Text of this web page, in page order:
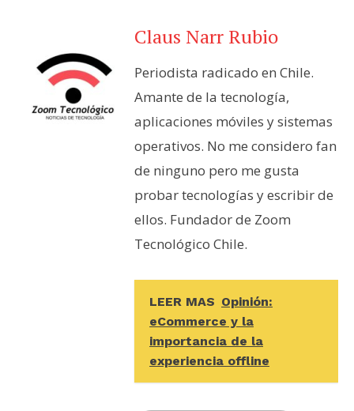
Claus Narr Rubio
Periodista radicado en Chile.
Amante de la tecnología,
aplicaciones móviles y sistemas
operativos. No me considero fan
de ninguno pero me gusta
probar tecnologías y escribir de
ellos. Fundador de Zoom
Tecnológico Chile.
LEER MAS Opinión:
eCommerce y la
importancia de la
experiencia offline